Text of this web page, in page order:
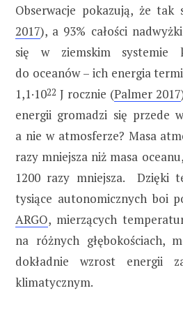
Obserwacje pokazują, że tak
2017), a 93% całości
się w ziemskim systemie
do oceanów – ich energia
1,1·1022 J rocznie (Palmer 2017
energii gromadzi się przede
a nie w atmosferze? Masa
razy mniejsza niż masa
1200 razy mniejsza. Dzięki
tysiące autonomicznych boi
ARGO, mierzących
na różnych głębokościach,
dokładnie wzrost energii
klimatycznym.